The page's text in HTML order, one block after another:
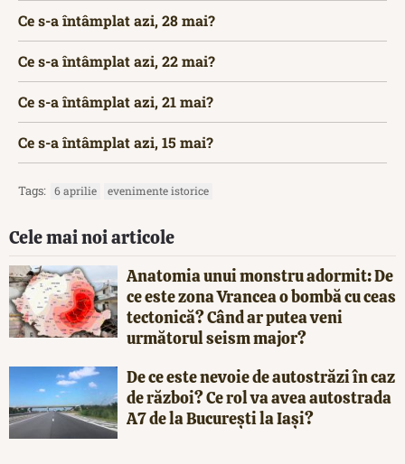
Ce s-a întâmplat azi, 28 mai?
Ce s-a întâmplat azi, 22 mai?
Ce s-a întâmplat azi, 21 mai?
Ce s-a întâmplat azi, 15 mai?
Tags: 6 aprilie evenimente istorice
Cele mai noi articole
Anatomia unui monstru adormit: De
ce este zona Vrancea o bombă cu ceas
tectonică? Când ar putea veni
următorul seism major?
De ce este nevoie de autostrăzi în caz
de război? Ce rol va avea autostrada
A7 de la București la Iași?